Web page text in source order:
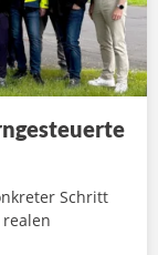
Schritt